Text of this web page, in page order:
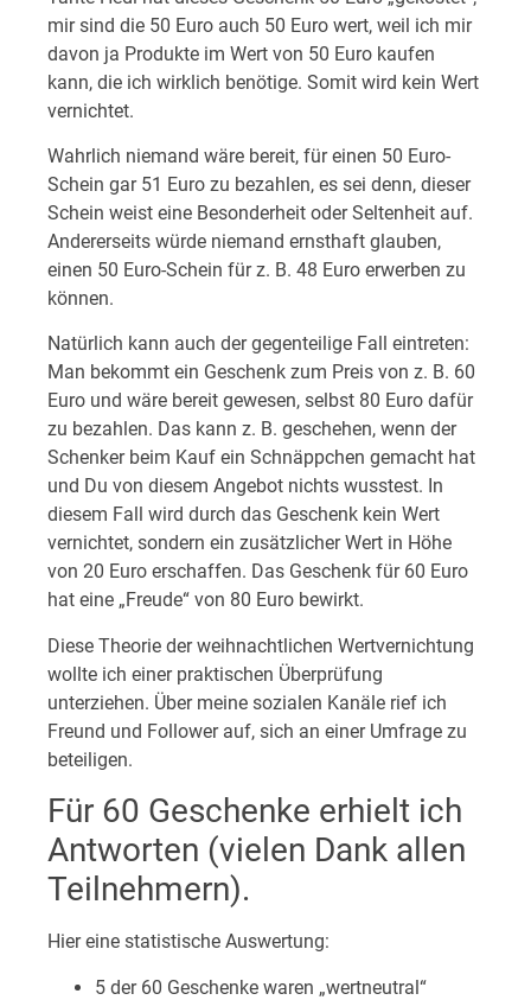
mir sind die 50 Euro auch 50 Euro wert, weil ich mir
davon ja Produkte im Wert von 50 Euro kaufen
kann, die ich wirklich benötige. Somit wird kein Wert
vernichtet.
Wahrlich niemand wäre bereit, für einen 50 Euro-
Schein gar 51 Euro zu bezahlen, es sei denn, dieser
Schein weist eine Besonderheit oder Seltenheit auf.
Andererseits würde niemand ernsthaft glauben,
einen 50 Euro-Schein für z. B. 48 Euro erwerben zu
können.
Natürlich kann auch der gegenteilige Fall eintreten:
Man bekommt ein Geschenk zum Preis von z. B. 60
Euro und wäre bereit gewesen, selbst 80 Euro dafür
zu bezahlen. Das kann z. B. geschehen, wenn der
Schenker beim Kauf ein Schnäppchen gemacht hat
und Du von diesem Angebot nichts wusstest. In
diesem Fall wird durch das Geschenk kein Wert
vernichtet, sondern ein zusätzlicher Wert in Höhe
von 20 Euro erschaffen. Das Geschenk für 60 Euro
hat eine „Freude“ von 80 Euro bewirkt.
Diese Theorie der weihnachtlichen Wertvernichtung
wollte ich einer praktischen Überprüfung
unterziehen. Über meine sozialen Kanäle rief ich
Freund und Follower auf, sich an einer Umfrage zu
beteiligen.
Für 60 Geschenke erhielt ich
Antworten (vielen Dank allen
Teilnehmern).
Hier eine statistische Auswertung:
5 der 60 Geschenke waren „wertneutral“